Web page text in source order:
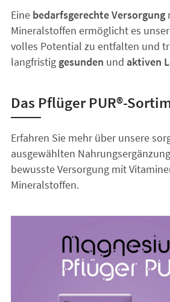
Eine bedarfsgerechte Versorgung
Mineralstoffen ermöglicht es
volles Potential zu entfalten und
langfristig gesunden und aktiven
Das Pflüger PUR®-
Erfahren Sie mehr über unsere
ausgewählten
bewusste Versorgung mit
Mineralstoffen.